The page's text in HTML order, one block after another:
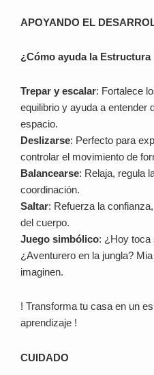
APOYANDO EL
¿Cómo ayuda la Estructura
Trepar y escalar: Fortalece
equilibrio y ayuda a entender
espacio.
Deslizarse: Perfecto para
controlar el movimiento de
Balancearse: Relaja, regula
coordinación.
Saltar: Refuerza la
del cuerpo.
Juego simbólico: ¿Hoy toca
¿Aventurero en la jungla?
imaginen.
! Transforma tu casa en un
aprendizaje !
CUIDADO